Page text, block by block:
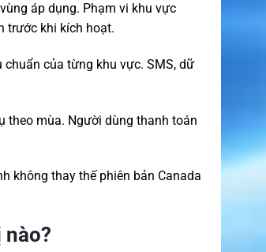
áp dụng. Phạm vi khu vực
trước khi kích hoạt.
của từng khu vực. SMS, dữ
theo mùa. Người dùng thanh toán
không thay thế phiên bản Canada